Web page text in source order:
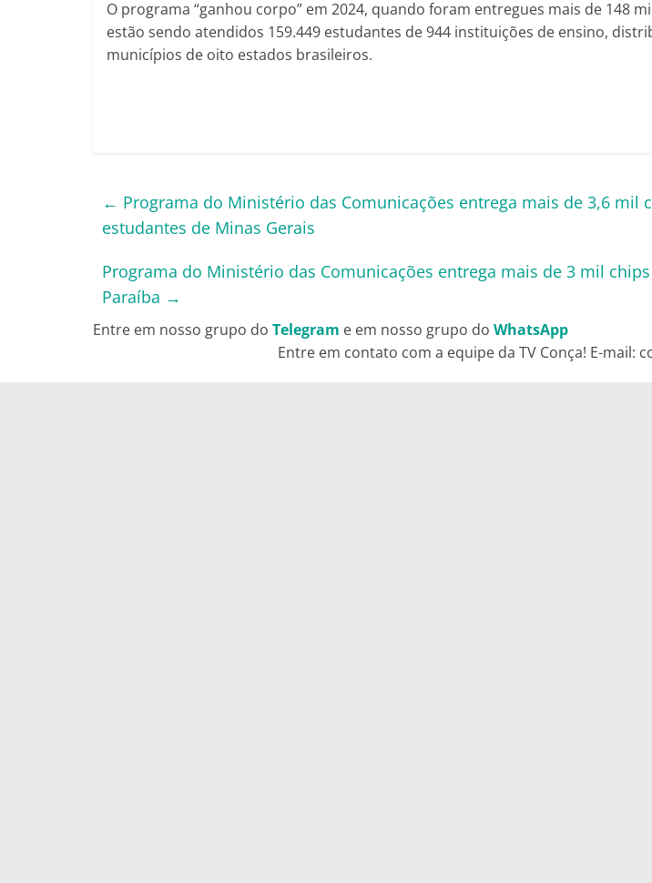
O programa “ganhou corpo” em 2024, quando foram entregues mais de 148
estão sendo atendidos 159.449 estudantes de 944 instituições de ensino,
municípios de oito estados brasileiros.
← Programa do Ministério das Comunicações entrega mais de 3,6 mil
estudantes de Minas Gerais
Programa do Ministério das Comunicações entrega mais de 3 mil
Paraíba →
Entre em nosso grupo do Telegram e em nosso grupo do WhatsApp
Entre em contato com a equipe da TV Conça! E-mail: